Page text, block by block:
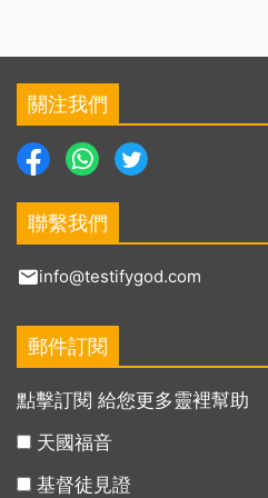
關注我們
聯繫我們
info@testifygod.com
郵件訂閱
點擊訂閱 給您更多靈裡幫助
天國福音
基督徒見證